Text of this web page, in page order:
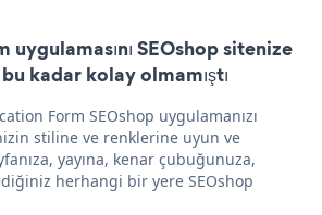
SEOshop sitenize
kadar kolay olmamıştı
Form SEOshop uygulamanızı
stiline ve renklerine uyun ve
yayına, kenar çubuğunuza,
herhangi bir yere SEOshop